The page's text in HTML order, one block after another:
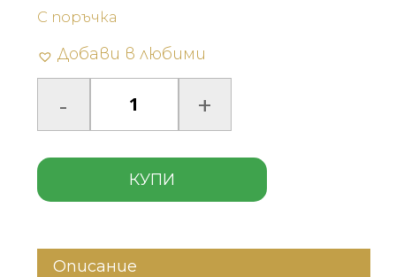
С поръчка
Добави в любими
КУПИ
Описание